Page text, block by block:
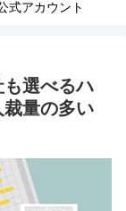
式アカウント
選べるハ
量の多い